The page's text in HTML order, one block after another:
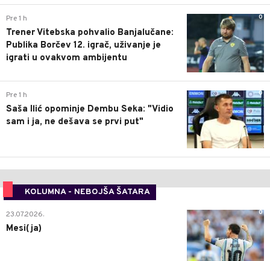
0
Pre 1 h
Trener Vitebska pohvalio Banjalučane:
Publika Borčev 12. igrač, uživanje je
igrati u ovakvom ambijentu
0
Pre 1 h
Saša Ilić opominje Dembu Seka: "Vidio
sam i ja, ne dešava se prvi put"
KOLUMNA - NEBOJŠA ŠATARA
0
23.07.2026.
Mesi(ja)